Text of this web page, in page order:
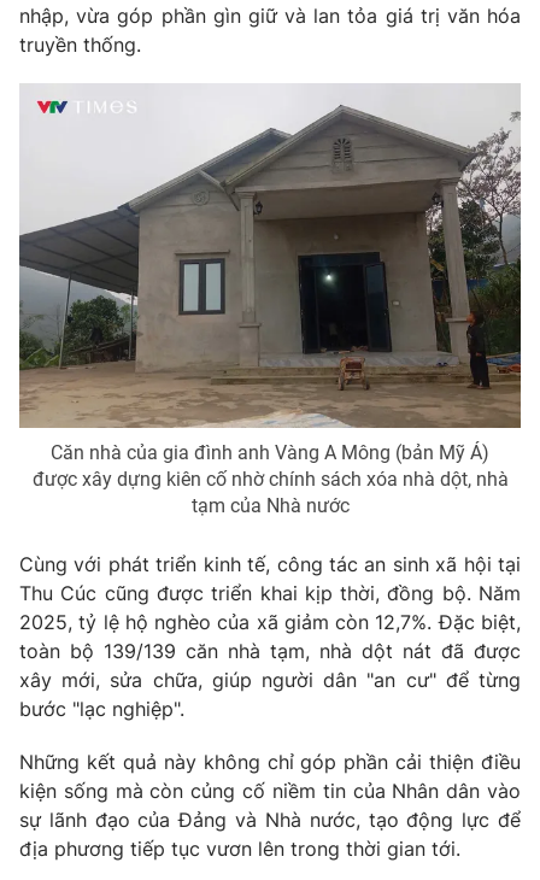
nhập, vừa góp phần gìn giữ và lan tỏa giá trị văn hóa
truyền thống.
Căn nhà của gia đình anh Vàng A Mông (bản Mỹ Á)
được xây dựng kiên cố nhờ chính sách xóa nhà dột, nhà
tạm của Nhà nước
Cùng với phát triển kinh tế, công tác an sinh xã hội tại
Thu Cúc cũng được triển khai kịp thời, đồng bộ. Năm
2025, tỷ lệ hộ nghèo của xã giảm còn 12,7%. Đặc biệt,
toàn bộ 139/139 căn nhà tạm, nhà dột nát đã được
xây mới, sửa chữa, giúp người dân "an cư" để từng
bước "lạc nghiệp".
Những kết quả này không chỉ góp phần cải thiện điều
kiện sống mà còn củng cố niềm tin của Nhân dân vào
sự lãnh đạo của Đảng và Nhà nước, tạo động lực để
địa phương tiếp tục vươn lên trong thời gian tới.